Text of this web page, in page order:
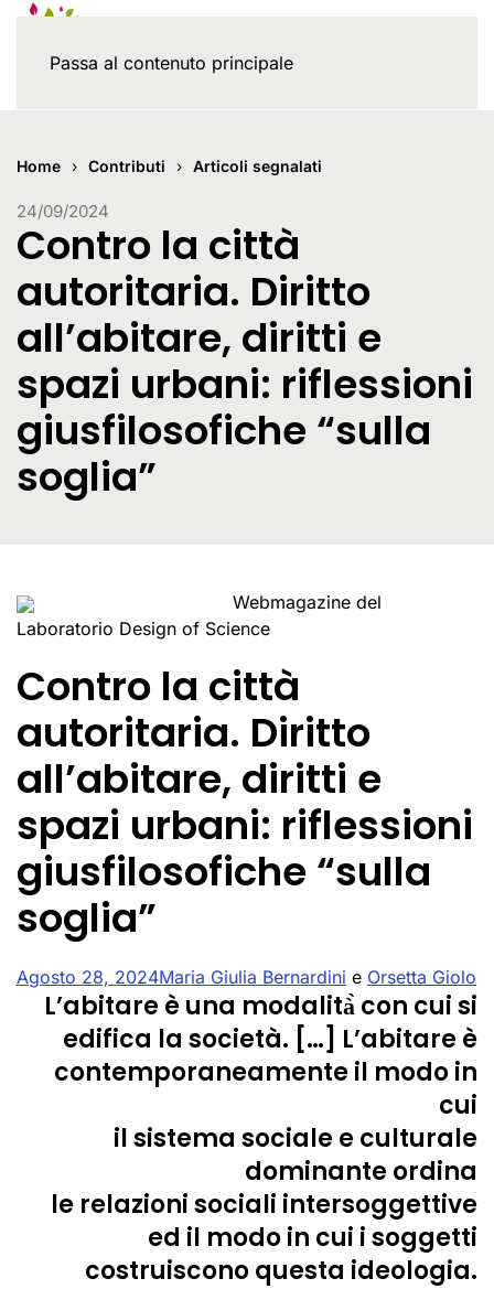
Passa al contenuto principale
Home Contributi Articoli segnalati
24/09/2024
Contro la città
autoritaria. Diritto
all’abitare, diritti e
spazi urbani: riflessioni
giusfilosofiche “sulla
soglia”
Webmagazine del
Laboratorio Design of Science
Contro la città
autoritaria. Diritto
all’abitare, diritti e
spazi urbani: riflessioni
giusfilosofiche “sulla
soglia”
Agosto 28, 2024Maria Giulia Bernardini e Orsetta Giolo
L’abitare è una modalità̀ con cui si
edifica la società. […] L’abitare è
contemporaneamente il modo in
cui
il sistema sociale e culturale
dominante ordina
le relazioni sociali intersoggettive
ed il modo in cui i soggetti
costruiscono questa ideologia.